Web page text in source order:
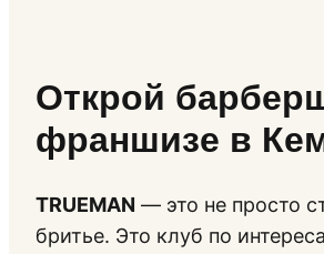
Открой
франшизе в
TRUEMAN — это не просто
бритье. Это клуб по